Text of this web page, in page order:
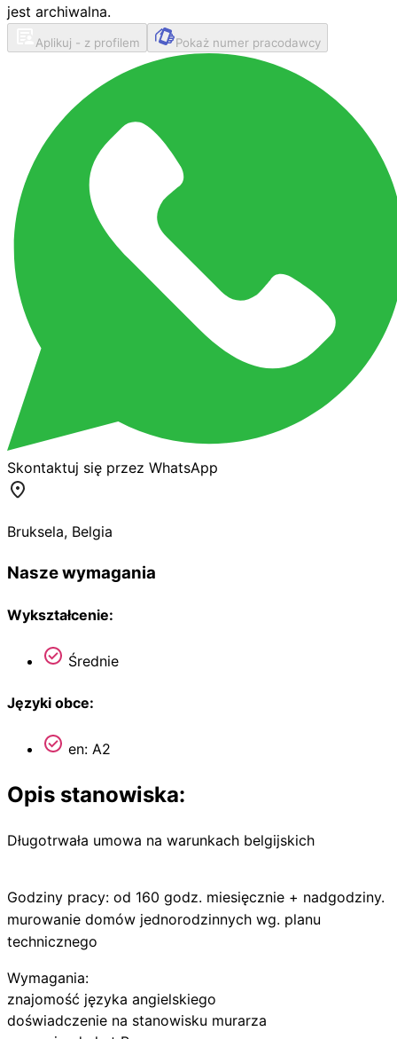
jest archiwalna.
Aplikuj - z profilem Pokaż numer pracodawcy
Skontaktuj się przez WhatsApp
Bruksela, Belgia
Nasze wymagania
Wykształcenie:
Średnie
Języki obce:
en: A2
Opis stanowiska:
Długotrwała umowa na warunkach belgijskich
Godziny pracy: od 160 godz. miesięcznie + nadgodziny.
murowanie domów jednorodzinnych wg. planu
technicznego
Wymagania:
znajomość języka angielskiego
doświadczenie na stanowisku murarza